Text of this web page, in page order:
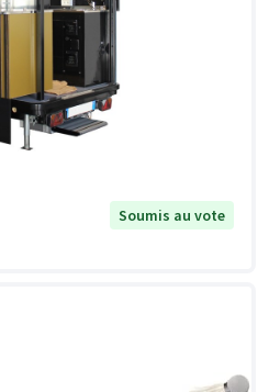
Soumis au vote